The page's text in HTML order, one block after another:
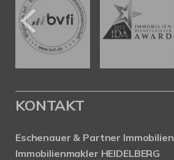
KONTAKT
Eschenauer & Partner Immobilien
Immobilienmakler HEIDELBERG